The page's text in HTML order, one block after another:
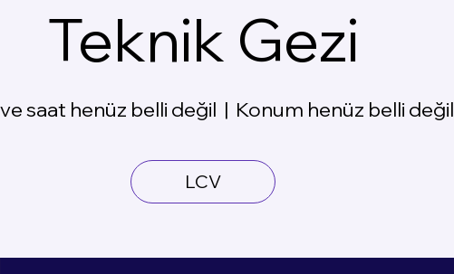
Teknik Gezi
saat henüz belli değil
  |
Konum henüz belli değil
LCV